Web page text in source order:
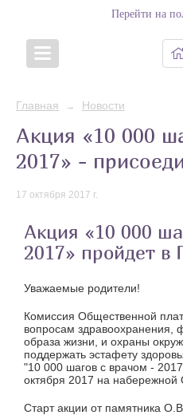
Перейти на
Главная → Новости
Акция «10 000
2017» -
17 октября 2017 г.
Акция «10 000
2017» пройдет в
Уважаемые родители!
Комиссия Общественной
вопросам здравоохранения,
образа жизни, и охраны
поддержать эстафету
"10 000 шагов с врачом -
октября 2017 на набережной
Старт акции от памятника